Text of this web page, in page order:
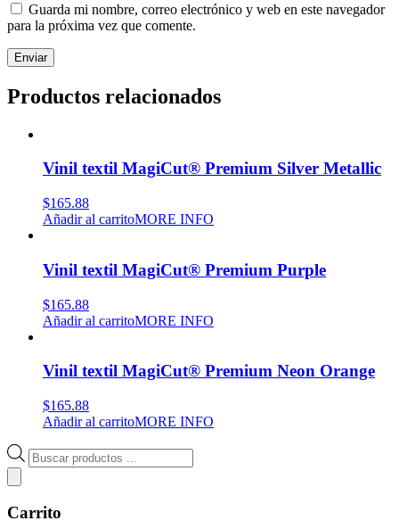
Guarda mi nombre, correo electrónico y web en este navegador
para la próxima vez que comente.
Productos relacionados
Vinil textil MagiCut® Premium Silver Metallic
$165.88
Añadir al carritoMORE INFO
Vinil textil MagiCut® Premium Purple
$165.88
Añadir al carritoMORE INFO
Vinil textil MagiCut® Premium Neon Orange
$165.88
Añadir al carritoMORE INFO
Búsqueda
de
Carrito